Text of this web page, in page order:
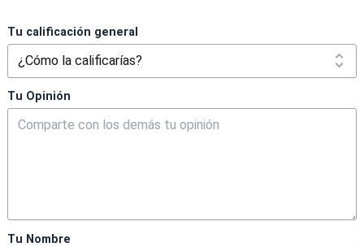
Tu calificación general
Tu Opinión
Tu Nombre